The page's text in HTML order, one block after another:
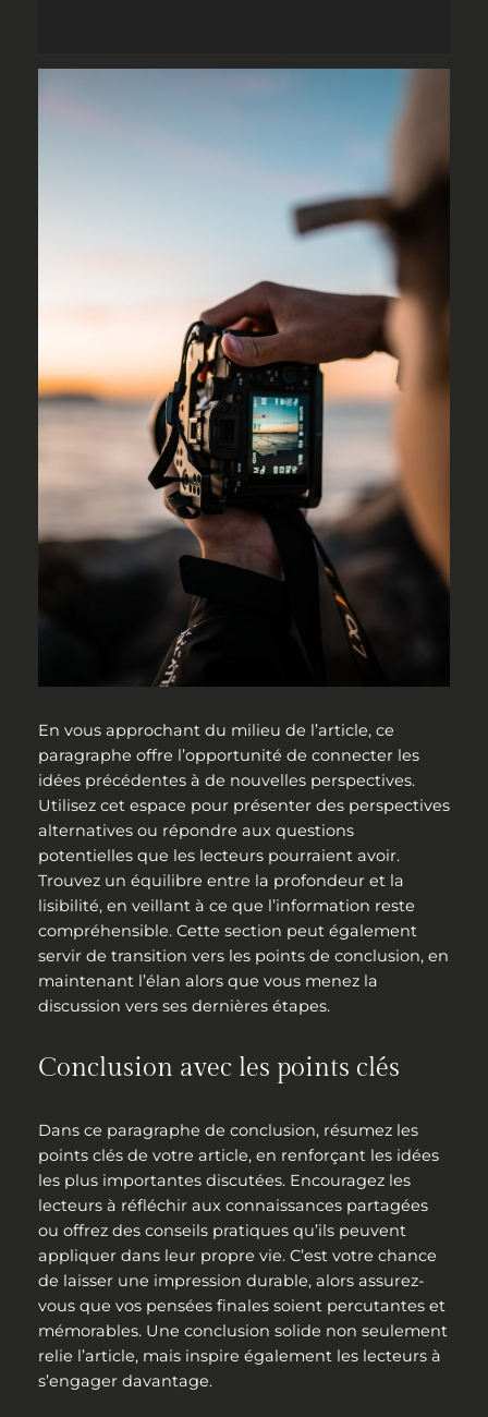
En vous approchant du milieu de l’article, ce
paragraphe offre l’opportunité de connecter les
idées précédentes à de nouvelles perspectives.
Utilisez cet espace pour présenter des perspectives
alternatives ou répondre aux questions
potentielles que les lecteurs pourraient avoir.
Trouvez un équilibre entre la profondeur et la
lisibilité, en veillant à ce que l’information reste
compréhensible. Cette section peut également
servir de transition vers les points de conclusion, en
maintenant l’élan alors que vous menez la
discussion vers ses dernières étapes.
Conclusion avec les points clés
Dans ce paragraphe de conclusion, résumez les
points clés de votre article, en renforçant les idées
les plus importantes discutées. Encouragez les
lecteurs à réfléchir aux connaissances partagées
ou offrez des conseils pratiques qu’ils peuvent
appliquer dans leur propre vie. C’est votre chance
de laisser une impression durable, alors assurez-
vous que vos pensées finales soient percutantes et
mémorables. Une conclusion solide non seulement
relie l’article, mais inspire également les lecteurs à
s’engager davantage.